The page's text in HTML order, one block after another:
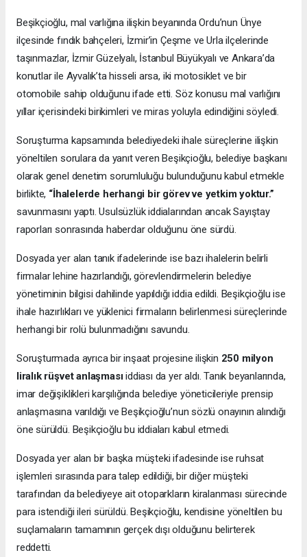
Beşikçioğlu, mal varlığına ilişkin beyanında Ordu’nun Ünye
ilçesinde fındık bahçeleri, İzmir’in Çeşme ve Urla ilçelerinde
taşınmazlar, İzmir Güzelyalı, İstanbul Büyükyalı ve Ankara’da
konutlar ile Ayvalık’ta hisseli arsa, iki motosiklet ve bir
otomobile sahip olduğunu ifade etti. Söz konusu mal varlığını
yıllar içerisindeki birikimleri ve miras yoluyla edindiğini söyledi.
Soruşturma kapsamında belediyedeki ihale süreçlerine ilişkin
yöneltilen sorulara da yanıt veren Beşikçioğlu, belediye başkanı
olarak genel denetim sorumluluğu bulunduğunu kabul etmekle
birlikte, “İhalelerde herhangi bir görev ve yetkim yoktur.”
savunmasını yaptı. Usulsüzlük iddialarından ancak Sayıştay
raporları sonrasında haberdar olduğunu öne sürdü.
Dosyada yer alan tanık ifadelerinde ise bazı ihalelerin belirli
firmalar lehine hazırlandığı, görevlendirmelerin belediye
yönetiminin bilgisi dahilinde yapıldığı iddia edildi. Beşikçioğlu ise
ihale hazırlıkları ve yüklenici firmaların belirlenmesi süreçlerinde
herhangi bir rolü bulunmadığını savundu.
Soruşturmada ayrıca bir inşaat projesine ilişkin 250 milyon
liralık rüşvet anlaşmasıiddiası da yer aldı. Tanık beyanlarında,
imar değişiklikleri karşılığında belediye yöneticileriyle prensip
anlaşmasına varıldığı ve Beşikçioğlu’nun sözlü onayının alındığı
öne sürüldü. Beşikçioğlu bu iddiaları kabul etmedi.
Dosyada yer alan bir başka müşteki ifadesinde ise ruhsat
işlemleri sırasında para talep edildiği, bir diğer müşteki
tarafından da belediyeye ait otoparkların kiralanması sürecinde
para istendiği ileri sürüldü. Beşikçioğlu, kendisine yöneltilen bu
suçlamaların tamamının gerçek dışı olduğunu belirterek
reddetti.